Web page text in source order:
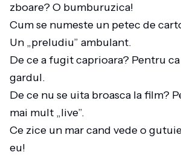
zboare? O bumburuzica!
Cum se numeste un petec de
Un „preludiu” ambulant.
De ce a fugit caprioara? Pentru
gardul.
De ce nu se uita broasca la film?
mai mult „live”.
Ce zice un mar cand vede o
eu!